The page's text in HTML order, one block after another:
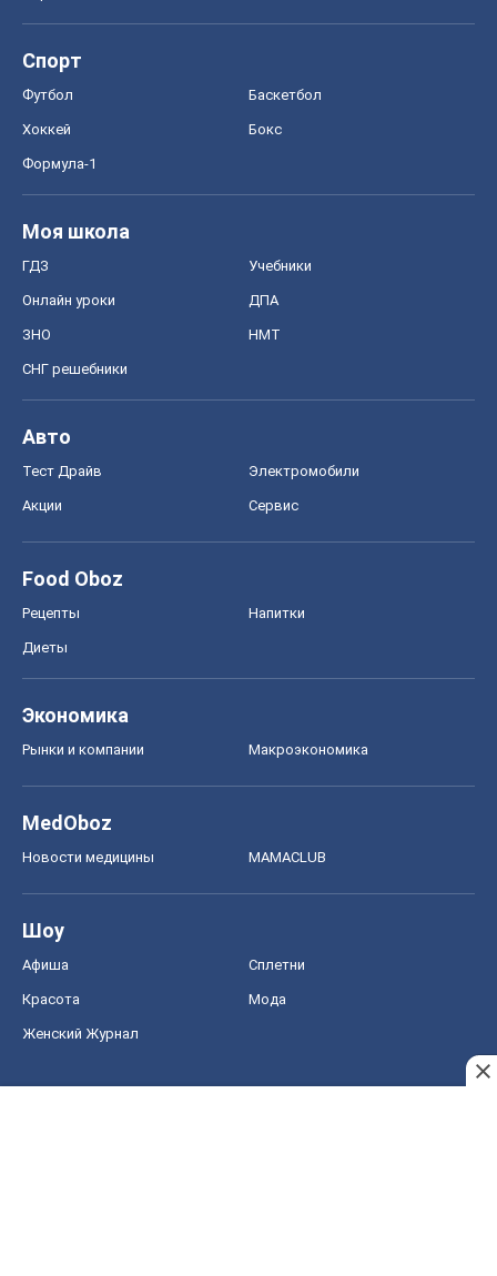
Спорт
Футбол Баскетбол
Хоккей Бокс
Формула-1
Моя школа
ГДЗ Учебники
Онлайн уроки ДПА
ЗНО НМТ
СНГ решебники
Авто
Тест Драйв Электромобили
Акции Сервис
Food Oboz
Рецепты Напитки
Диеты
Экономика
Рынки и компании Mакроэкономика
MedOboz
Новости медицины MAMACLUB
Шоу
Афиша Сплетни
Красота Мода
Женский Журнал